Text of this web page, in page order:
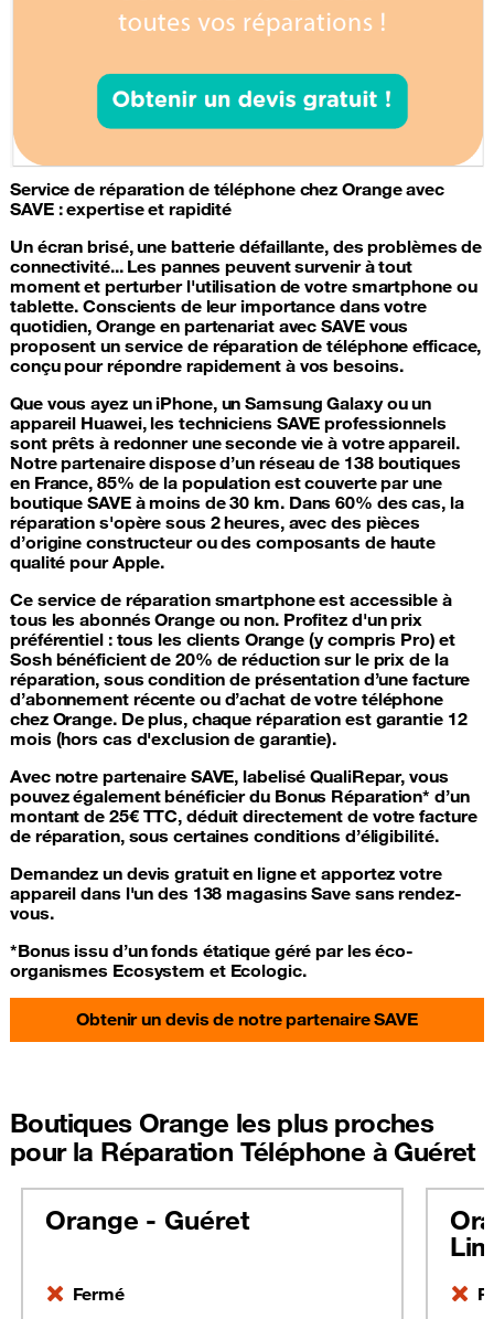
Service de réparation de téléphonechez Orange avec
SAVE : expertise et rapidité
Un écran brisé, une batterie défaillante, des problèmes de
connectivité... Les pannes peuvent survenir à tout
moment et perturber l'utilisation de votre smartphoneou
tablette. Conscients de leur importance dans votre
quotidien, Orange en partenariat avec SAVE vous
proposent un service de réparation de téléphone efficace,
conçu pour répondre rapidement à vos besoins.
Que vous ayez un iPhone, un SamsungGalaxyou un
appareil Huawei, les techniciens SAVE professionnels
sont prêts à redonner une seconde vie à votre appareil.
Notre partenaire dispose d’un réseau de 138 boutiques
en France, 85% de la population est couverte par une
boutique SAVE à moins de 30 km. Dans 60% des cas, la
réparation s'opère sous 2 heures, avec des pièces
d’origine constructeur ou des composants de haute
qualité pour Apple.
Ce service de réparation smartphoneest accessible à
tous les abonnés Orange ou non. Profitez d'un prix
préférentiel : tous les clients Orange (y compris Pro) et
Sosh bénéficient de 20% de réduction sur le prix de la
réparation, sous condition de présentation d’une facture
d’abonnement récente ou d’achat de votre téléphone
chez Orange. De plus, chaque réparation est garantie 12
mois (hors cas d'exclusion de garantie).
Avec notre partenaire SAVE, labelisé QualiRepar, vous
pouvez également bénéficier du Bonus Réparation* d’un
montant de 25€ TTC, déduit directement de votre facture
de réparation, sous certaines conditions d’éligibilité.
Demandez un devis gratuit en ligne et apportez votre
appareil dans l'un des 138 magasins Save sans rendez-
vous.
*Bonus issu d’un fonds étatique géré par les éco-
organismes Ecosystem et Ecologic.
Obtenir un devis de notre partenaire SAVE
Boutiques Orange les plus proches
pour la Réparation Téléphone à Guéret
Orange - Guéret
Fermé